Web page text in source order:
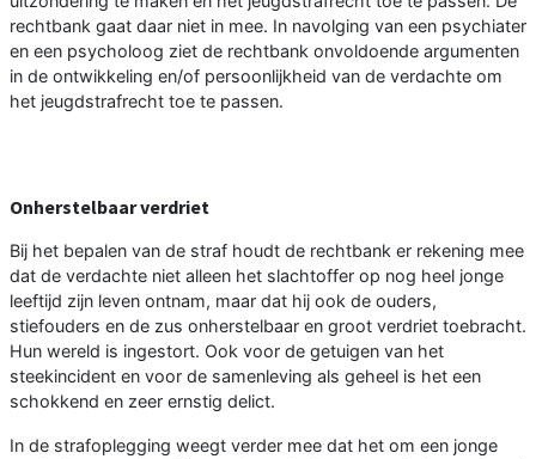
rechtbank gaat daar niet in mee. In navolging van een psychiater
en een psycholoog ziet de rechtbank onvoldoende argumenten
in de ontwikkeling en/of persoonlijkheid van de verdachte om
het jeugdstrafrecht toe te passen.
Onherstelbaar verdriet
Bij het bepalen van de straf houdt de rechtbank er rekening mee
dat de verdachte niet alleen het slachtoffer op nog heel jonge
leeftijd zijn leven ontnam, maar dat hij ook de ouders,
stiefouders en de zus onherstelbaar en groot verdriet toebracht.
Hun wereld is ingestort. Ook voor de getuigen van het
steekincident en voor de samenleving als geheel is het een
schokkend en zeer ernstig delict.
In de strafoplegging weegt verder mee dat het om een jonge